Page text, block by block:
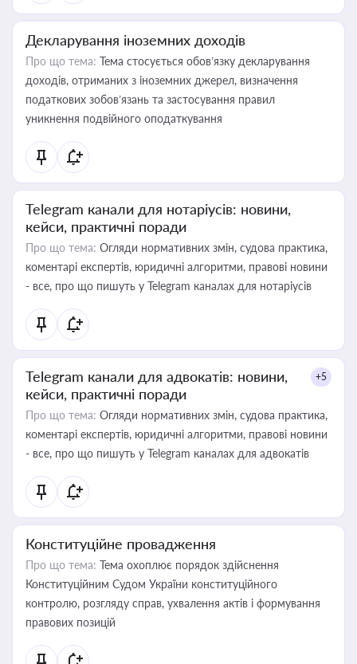
Декларування іноземних доходів
Про що тема: Тема стосується обов’язку декларування
доходів, отриманих з іноземних джерел, визначення
податкових зобов’язань та застосування правил
уникнення подвійного оподаткування
Telegram канали для нотаріусів: новини,
кейси, практичні поради
Про що тема: Огляди нормативних змін, судова практика,
коментарі експертів, юридичні алгоритми, правові новини
- все, про що пишуть у Telegram каналах для нотаріусів
Telegram канали для адвокатів: новини,
кейси, практичні поради
+5
Про що тема: Огляди нормативних змін, судова практика,
коментарі експертів, юридичні алгоритми, правові новини
- все, про що пишуть у Telegram каналах для адвокатів
Конституційне провадження
Про що тема: Тема охоплює порядок здійснення
Конституційним Судом України конституційного
контролю, розгляду справ, ухвалення актів і формування
правових позицій